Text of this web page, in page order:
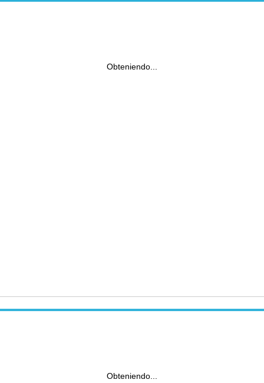
Obteniendo...
Obteniendo...